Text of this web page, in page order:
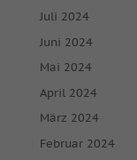
Juli 2024
Juni 2024
Mai 2024
April 2024
März 2024
Februar 2024